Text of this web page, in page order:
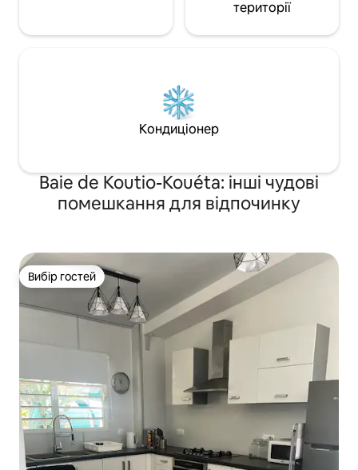
території
Кондиціонер
Baie de Koutio-Kouéta: інші чудові
помешкання для відпочинку
Вибір гостей
Вибір гостей